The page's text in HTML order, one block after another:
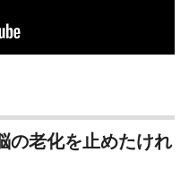
の老化を止めたけれ